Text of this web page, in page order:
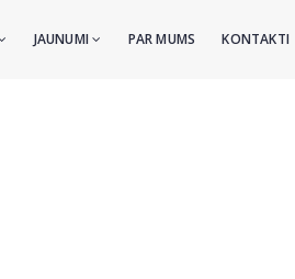
JAUNUMI PAR MUMS KONTAKTI